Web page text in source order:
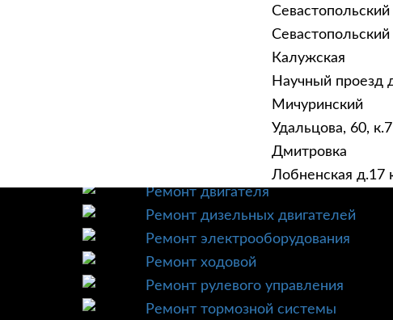
Севастопольский
Калужская
Научный проезд
Мичуринский
Удальцова, 60, к.7
Дмитровка
Лобненская д.17
УСЛУГИ
Техническое обслуживание
Ремонт трансмиссии
Ремонт двигателя
Ремонт дизельных двигателей
Ремонт электрооборудования
Ремонт ходовой
Ремонт рулевого управления
Ремонт тормозной системы